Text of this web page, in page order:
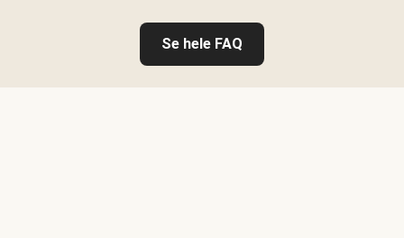
Se hele FAQ